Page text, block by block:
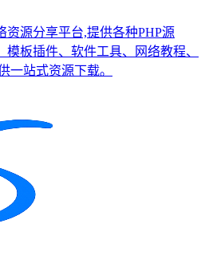
资源分享平台,提供各种PHP源
板插件、软件工具、网络教程、
一站式资源下载。